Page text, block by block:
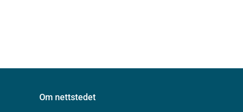
Om nettstedet